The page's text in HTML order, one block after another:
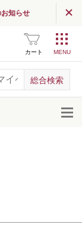
知らせ
カート